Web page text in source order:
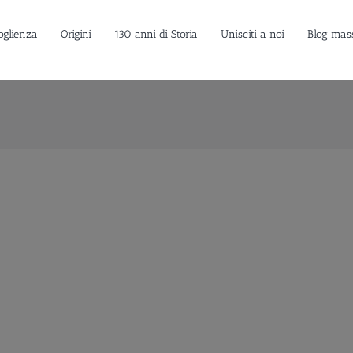
Origini 130 anni di Storia Unisciti a noi Blog